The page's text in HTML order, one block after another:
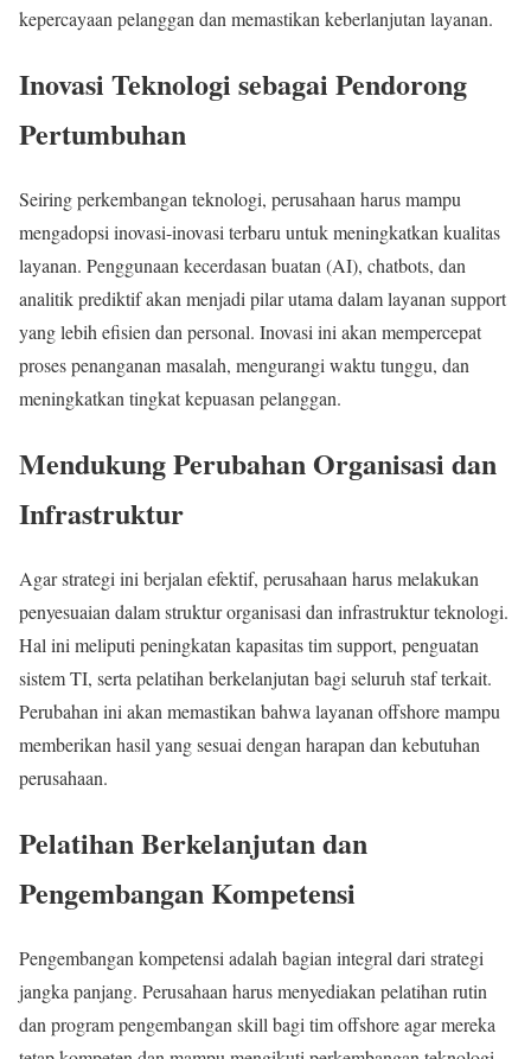
kepercayaan pelanggan dan memastikan keberlanjutan layanan.
Inovasi Teknologi sebagai Pendorong
Pertumbuhan
Seiring perkembangan teknologi, perusahaan harus mampu
mengadopsi inovasi-inovasi terbaru untuk meningkatkan kualitas
layanan. Penggunaan kecerdasan buatan (AI), chatbots, dan
analitik prediktif akan menjadi pilar utama dalam layanan support
yang lebih efisien dan personal. Inovasi ini akan mempercepat
proses penanganan masalah, mengurangi waktu tunggu, dan
meningkatkan tingkat kepuasan pelanggan.
Mendukung Perubahan Organisasi dan
Infrastruktur
Agar strategi ini berjalan efektif, perusahaan harus melakukan
penyesuaian dalam struktur organisasi dan infrastruktur teknologi.
Hal ini meliputi peningkatan kapasitas tim support, penguatan
sistem TI, serta pelatihan berkelanjutan bagi seluruh staf terkait.
Perubahan ini akan memastikan bahwa layanan offshore mampu
memberikan hasil yang sesuai dengan harapan dan kebutuhan
perusahaan.
Pelatihan Berkelanjutan dan
Pengembangan Kompetensi
Pengembangan kompetensi adalah bagian integral dari strategi
jangka panjang. Perusahaan harus menyediakan pelatihan rutin
dan program pengembangan skill bagi tim offshore agar mereka